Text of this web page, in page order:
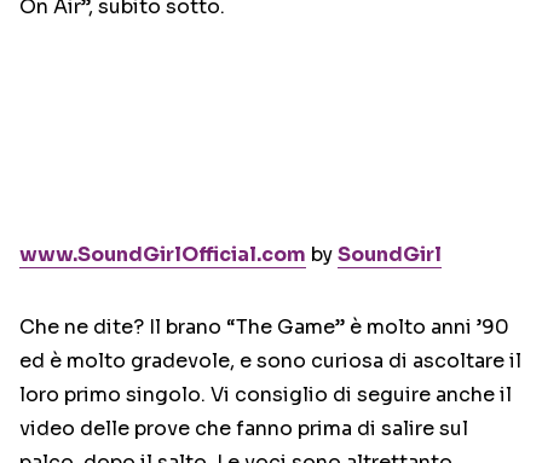
On Air”, subito sotto.
www.SoundGirlOfficial.com bySoundGirl
Che ne dite? Il brano “The Game” è molto anni ’90
ed è molto gradevole, e sono curiosa di ascoltare il
loro primo singolo. Vi consiglio di seguire anche il
video delle prove che fanno prima di salire sul